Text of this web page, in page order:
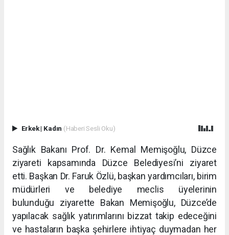
Erkek| Kadın (Haberi Sesli Oku)
Sağlık Bakanı Prof. Dr. Kemal Memişoğlu, Düzce
ziyareti kapsamında Düzce Belediyesi’ni ziyaret
etti. Başkan Dr. Faruk Özlü, başkan yardımcıları, birim
müdürleri ve belediye meclis üyelerinin
bulunduğu ziyarette Bakan Memişoğlu, Düzce’de
yapılacak sağlık yatırımlarını bizzat takip edeceğini
ve hastaların başka şehirlere ihtiyaç duymadan her